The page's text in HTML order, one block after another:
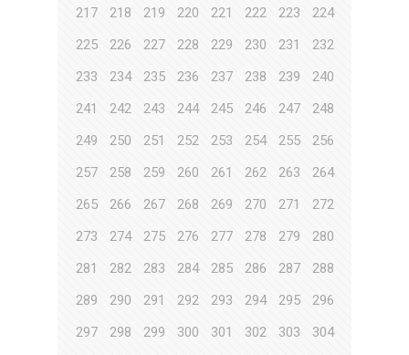
217
218 219 220 221 222 223
224
225
226 227 228 229 230 231
232
233
234 235 236 237 238 239
240
241
242 243 244 245 246 247
248
249
250 251 252 253 254 255
256
257
258 259 260 261 262 263
264
265
266 267 268 269 270 271
272
273
274 275 276 277 278 279
280
281
282 283 284 285 286 287
288
289
290 291 292 293 294 295
296
297
298 299 300 301 302 303
304